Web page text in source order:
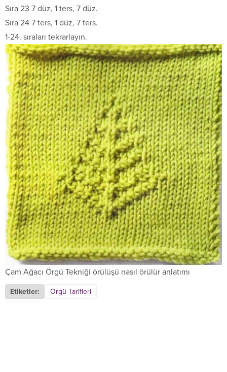
Sıra 23 7 düz, 1 ters, 7 düz.
Sıra 24 7 ters, 1 düz, 7 ters.
1-24. sıraları tekrarlayın.
Çam Ağacı Örgü Tekniği örülüşü nasıl örülür anlatımı
Etiketler: Örgü Tarifleri